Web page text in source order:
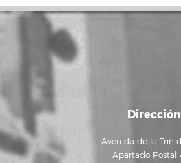
Dirección
Avenida de la
Apartado Postal